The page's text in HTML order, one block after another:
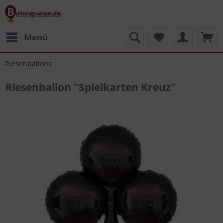
Menü
Riesenballons
Riesenballon "Spielkarten Kreuz"